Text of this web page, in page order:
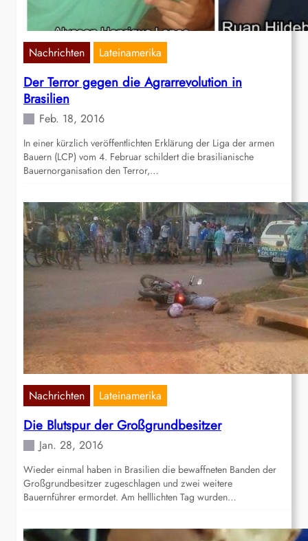
Nachrichten Lateinamerika
Der Terror gegen die Agrarrevolution in
Brasilien
Feb. 18, 2016
In einer kürzlich veröffentlichten Erklärung der Liga der armen
Bauern (LCP) vom 4. Februar schildert die brasilianische
Bauernorganisation den Terror,…
Nachrichten Lateinamerika
Die Blutspur der Großgrundbesitzer
Jan. 28, 2016
Wieder einmal haben in Brasilien die bewaffneten Banden der
Großgrundbesitzer zugeschlagen und zwei weitere
Bauernführer ermordet. Am helllichten Tag wurden…